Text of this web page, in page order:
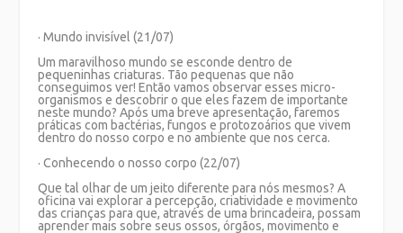
· Mundo invisível (21/07)
Um maravilhoso mundo se esconde dentro de
pequeninhas criaturas. Tão pequenas que não
conseguimos ver! Então vamos observar esses micro-
organismos e descobrir o que eles fazem de importante
neste mundo? Após uma breve apresentação, faremos
práticas com bactérias, fungos e protozoários que vivem
dentro do nosso corpo e no ambiente que nos cerca.
· Conhecendo o nosso corpo (22/07)
Que tal olhar de um jeito diferente para nós mesmos? A
oficina vai explorar a percepção, criatividade e movimento
das crianças para que, através de uma brincadeira, possam
aprender mais sobre seus ossos, órgãos, movimento e